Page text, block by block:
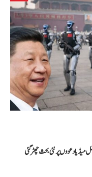
دعووں پر نئی بحث چھڑ گئی